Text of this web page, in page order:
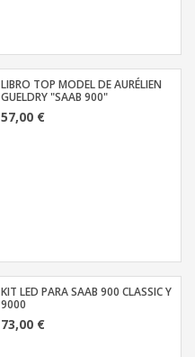
LIBRO TOP MODEL DE AURÉLIEN
GUELDRY "SAAB 900"
57,00 €
KIT LED PARA SAAB 900 CLASSIC Y
9000
73,00 €